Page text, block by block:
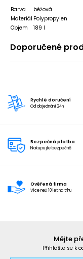
Barva
béžová
Materiál Polypropylen
Objem
189 l
Doporučené
Rychlé doručení
Od objednání 24h
Bezpečná platba
Nakupujte bezpečně
Ověřená firma
Více než 10 let na trhu
Mějte
Přihlašte se k